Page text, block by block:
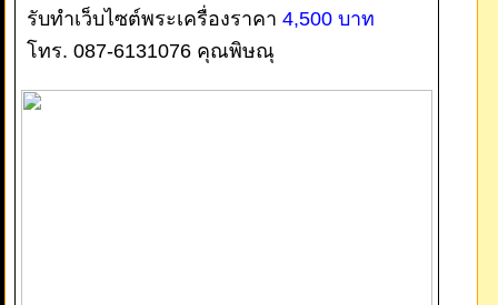
รับทำเว็บไซต์พระเครื่องราคา 4,500 บาท
โทร. 087-6131076 คุณพิษณุ